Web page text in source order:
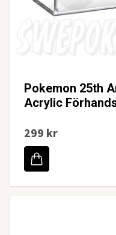
Pokemon 25th
Acrylic
299 kr